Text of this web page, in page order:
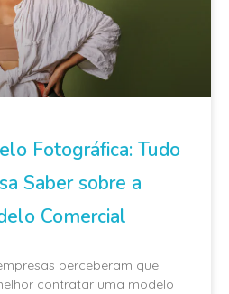
Fotográfica: Tudo
Saber sobre a
Comercial
perceberam que
contratar uma modelo